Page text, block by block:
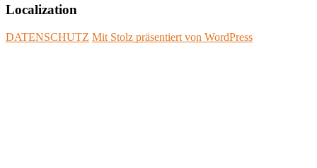
Localization
DATENSCHUTZ Mit Stolz präsentiert von WordPress